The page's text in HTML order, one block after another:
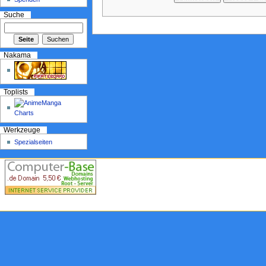
Suche
Nakama
Toplists
Werkzeuge
Spezialseiten